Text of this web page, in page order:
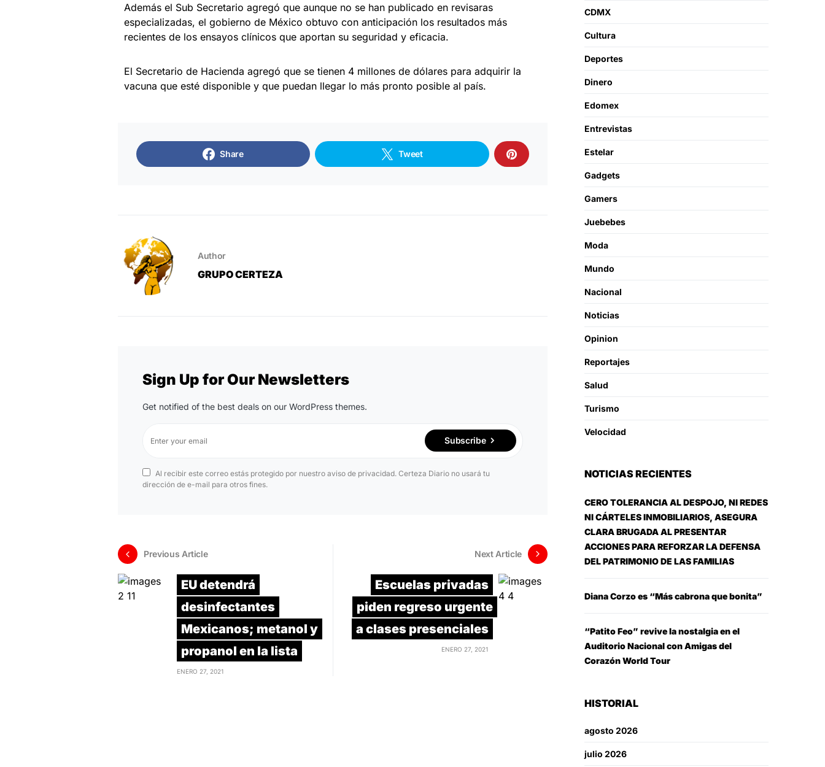
Además el Sub Secretario agregó que aunque no se han publicado en revisaras
especializadas, el gobierno de México obtuvo con anticipación los resultados más
recientes de los ensayos clínicos que aportan su seguridad y eficacia.
El Secretario de Hacienda agregó que se tienen 4 millones de dólares para adquirir la
vacuna que esté disponible y que puedan llegar lo más pronto posible al país.
Share Tweet
Author
GRUPO CERTEZA
Sign Up for Our Newsletters
Get notified of the best deals on our WordPress themes.
Subscribe
Al recibir este correo estás protegido por nuestro aviso de privacidad. Certeza Diario no usará tu
dirección de e-mail para otros fines.
Previous Article
EU detendrá
desinfectantes
Mexicanos; metanol y
propanol en la lista
ENERO 27, 2021
Next Article
Escuelas privadas
piden regreso urgente
a clases presenciales
ENERO 27, 2021
CDMX
Cultura
Deportes
Dinero
Edomex
Entrevistas
Estelar
Gadgets
Gamers
Juebebes
Moda
Mundo
Nacional
Noticias
Opinion
Reportajes
Salud
Turismo
Velocidad
NOTICIAS RECIENTES
CERO TOLERANCIA AL DESPOJO, NI REDES
NI CÁRTELES INMOBILIARIOS, ASEGURA
CLARA BRUGADA AL PRESENTAR
ACCIONES PARA REFORZAR LA DEFENSA
DEL PATRIMONIO DE LAS FAMILIAS
Diana Corzo es “Más cabrona que bonita”
“Patito Feo” revive la nostalgia en el
Auditorio Nacional con Amigas del
Corazón World Tour
HISTORIAL
agosto 2026
julio 2026